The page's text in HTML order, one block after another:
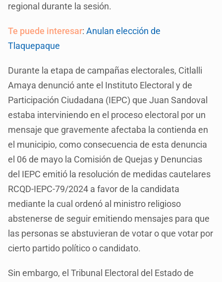
regional durante la sesión.
Te puede interesar:Anulan elección de
Tlaquepaque
Durante la etapa de campañas electorales, Citlalli
Amaya denunció ante el Instituto Electoral y de
Participación Ciudadana (IEPC) que Juan Sandoval
estaba interviniendo en el proceso electoral por un
mensaje que gravemente afectaba la contienda en
el municipio, como consecuencia de esta denuncia
el 06 de mayo la Comisión de Quejas y Denuncias
del IEPC emitió la resolución de medidas cautelares
RCQD-IEPC-79/2024 a favor de la candidata
mediante la cual ordenó al ministro religioso
abstenerse de seguir emitiendo mensajes para que
las personas se abstuvieran de votar o que votar por
cierto partido político o candidato.
Sin embargo, el Tribunal Electoral del Estado de